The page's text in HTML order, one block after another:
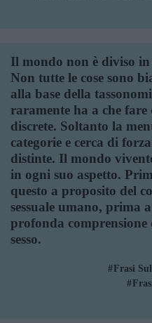
Il mondo non è diviso in
Non tutte le cose sono
alla base della
raramente ha a che fare
discrete. Soltanto la
categorie e cerca di
distinte. Il mondo
in ogni suo aspetto.
questo a proposito del
sessuale umano, prima
profonda comprensione
sesso.
Frasi